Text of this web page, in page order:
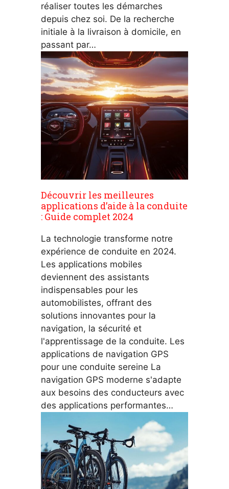
réaliser toutes les démarches
depuis chez soi. De la recherche
initiale à la livraison à domicile, en
passant par…
Découvrir les meilleures
applications d’aide à la conduite
: Guide complet 2024
La technologie transforme notre
expérience de conduite en 2024.
Les applications mobiles
deviennent des assistants
indispensables pour les
automobilistes, offrant des
solutions innovantes pour la
navigation, la sécurité et
l'apprentissage de la conduite. Les
applications de navigation GPS
pour une conduite sereine La
navigation GPS moderne s'adapte
aux besoins des conducteurs avec
des applications performantes…